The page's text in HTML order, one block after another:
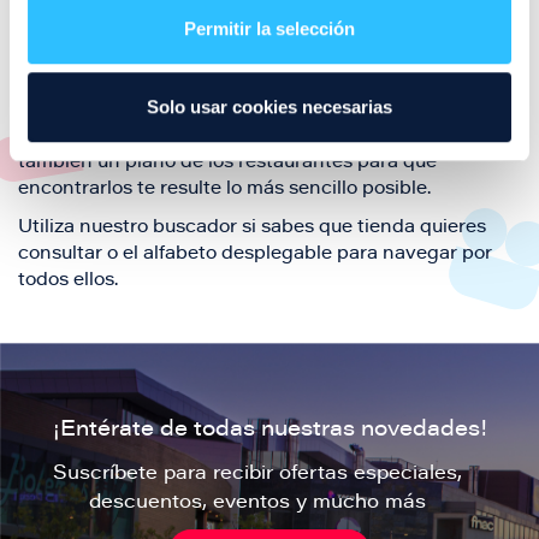
Permitir la selección
Solo usar cookies necesarias
también de nuestra oferta de ocio y shopping durante
podrás encontrar toda la información necesaria de
cada una de nuestras marcas. Sus datos de contacto y
también un plano de los restaurantes para que
encontrarlos te resulte lo más sencillo posible.
Utiliza nuestro buscador si sabes que tienda quieres
consultar o el alfabeto desplegable para navegar por
todos ellos.
¡Entérate de todas nuestras novedades!
Suscríbete para recibir ofertas especiales,
descuentos, eventos y mucho más